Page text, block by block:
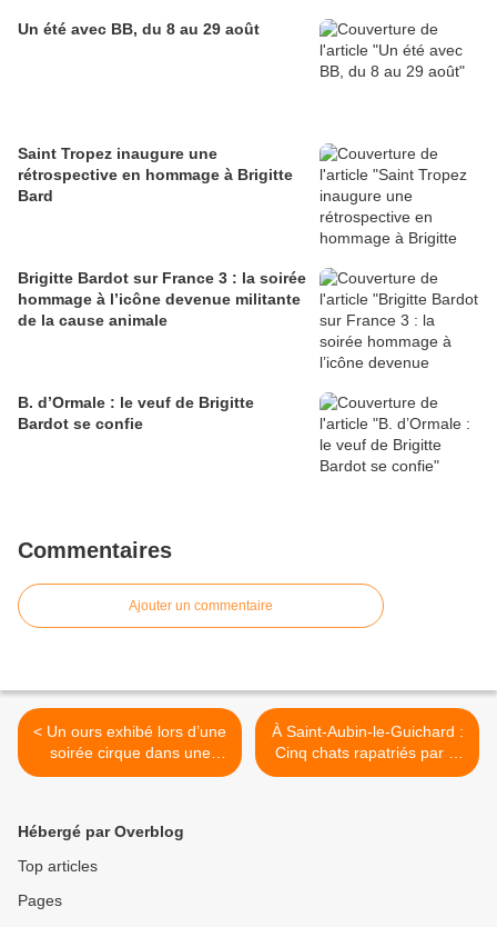
Un été avec BB, du 8 au 29 août
Saint Tropez inaugure une
rétrospective en hommage à Brigitte
Bard
Brigitte Bardot sur France 3 : la soirée
hommage à l’icône devenue militante
de la cause animale
B. d’Ormale : le veuf de Brigitte
Bardot se confie
Commentaires
Ajouter un commentaire
< Un ours exhibé lors d’une
soirée cirque dans une
discothèque : la Fondation
À Saint-Aubin-le-Guichard :
Cinq chats rapatriés par la
Fondation Brigitte-Bardot
Hébergé par Overblog
Top articles
Pages